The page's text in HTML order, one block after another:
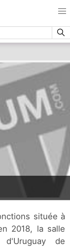
2018, la salle
de